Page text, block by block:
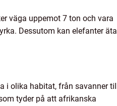
väga uppemot 7 ton och vara
Dessutom kan elefanter äta
i olika habitat, från savanner till
tyder på att afrikanska